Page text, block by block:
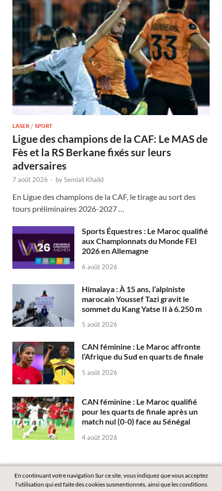
LASER / SPORT
Ligue des champions de la CAF: Le MAS de
Fès et la RS Berkane fixés sur leurs
adversaires
7 août 2026 - bySemlali Khalid
En Ligue des champions de la CAF, le tirage au sort des
tours préliminaires 2026-2027 …
Sports Équestres : Le Maroc qualifié
aux Championnats du Monde FEI
2026 en Allemagne
6 août 2026
Himalaya : À 15 ans, l’alpiniste
marocain Youssef Tazi gravit le
sommet du Kang Yatse II à 6.250 m
5 août 2026
CAN féminine : Le Maroc affronte
l’Afrique du Sud en quarts de finale
5 août 2026
CAN féminine : Le Maroc qualifié
pour les quarts de finale après un
match nul (0-0) face au Sénégal
4 août 2026
En continuant votre navigation Sur ce site, vous indiquez que vous acceptez
l'utilisation qui est faite des cookies susmentionnés, ainsi que les conditions